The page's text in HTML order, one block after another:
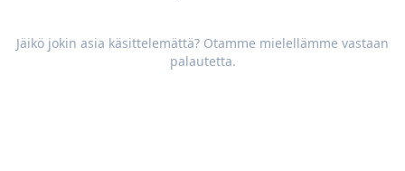
Jäikö jokin asia käsittelemättä? Otamme mielellämme vastaan
palautetta.